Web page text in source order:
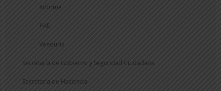
Informe
PAE
Veeduría
Secretaría de Gobierno y Seguridad Ciudadana
Secretaría de Hacienda